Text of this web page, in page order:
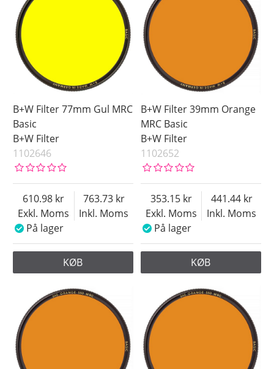
B+W Filter 77mm Gul MRC
Basic
B+W Filter
1102646
Exkl. Moms
610.98
Inkl. Moms
763.73
På lager
KØB
B+W Filter 39mm Orange
MRC Basic
B+W Filter
1102652
Exkl. Moms
353.15
Inkl. Moms
441.44
På lager
KØB